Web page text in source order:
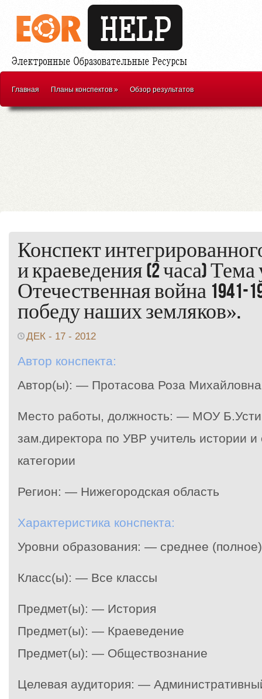
Главная Планы конспектов» Обзор результатов
Конспект
и краеведения (2 часа)
Отечественная война 1941-
победу наших земляков».
ДЕК - 17 - 2012
Автор конспекта:
Автор(ы): — Протасова Роза Михайловна
Место работы, должность: — МОУ
зам.директора по УВР учитель истории
категории
Регион: — Нижегородская область
Характеристика конспекта:
Уровни образования: — среднее
Класс(ы): — Все классы
Предмет(ы): — История
Предмет(ы): — Краеведение
Предмет(ы): — Обществознание
Целевая аудитория: —